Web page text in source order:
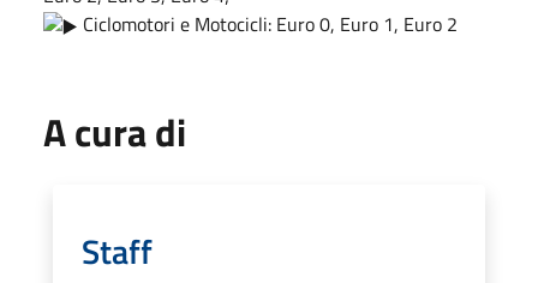
Ciclomotori e Motocicli: Euro 0, Euro 1, Euro 2
A cura di
Staff